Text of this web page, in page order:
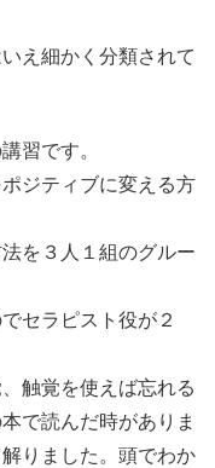
え細かく分類されて
習です。
ジティブに変える方
を３人１組のグルー
セラピスト役が２
触覚を使えば忘れる
で読んだ時がありま
りました。頭でわか